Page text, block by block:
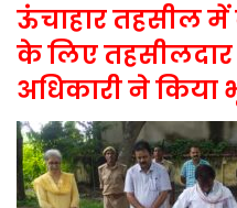
ऊंचाहार तहसील
के लिए
अधिकारी ने